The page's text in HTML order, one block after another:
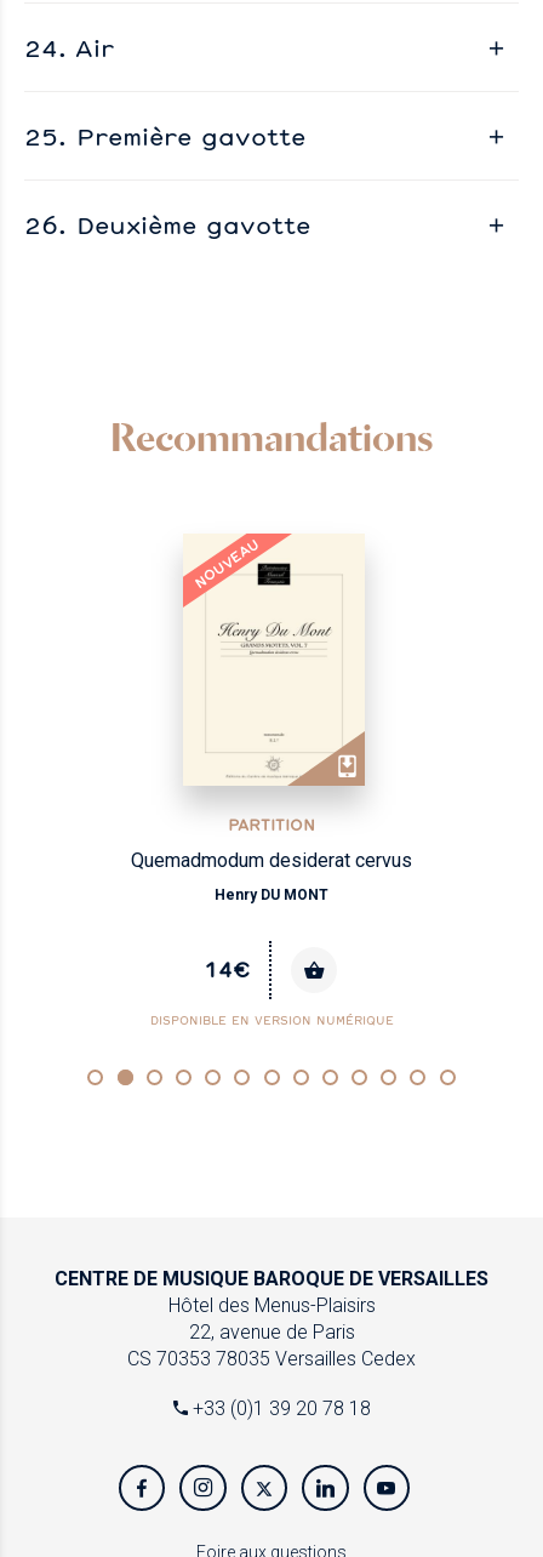
24. Air
25. Première gavotte
26. Deuxième gavotte
Recommandations
NOUVEAU
PARTITION
Quemadmodum desiderat cervus
Henry DU MONT
14€
DISPONIBLE EN VERSION NUMÉRIQUE
CENTRE DE MUSIQUE BAROQUE DE VERSAILLES
Hôtel des Menus-Plaisirs
22, avenue de Paris
CS 70353 78035 Versailles Cedex
+33 (0)1 39 20 78 18
Foire aux questions